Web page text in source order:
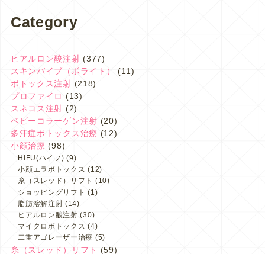
Category
ヒアルロン酸注射 (377)
スキンバイブ（ボライト）
(11)
ボトックス注射 (218)
プロファイロ (13)
スネコス注射 (2)
ベビーコラーゲン注射 (20)
多汗症ボトックス治療 (12)
小顔治療 (98)
HIFU(ハイフ) (9)
小顔エラボトックス (12)
糸（スレッド）リフト (10)
ショッピングリフト (1)
脂肪溶解注射 (14)
ヒアルロン酸注射 (30)
マイクロボトックス (4)
二重アゴレーザー治療 (5)
糸（スレッド）リフト (59)